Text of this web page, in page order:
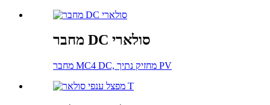
מחבר DC סולארי
מחבר MC4 DC, מחזיק נתיך PV